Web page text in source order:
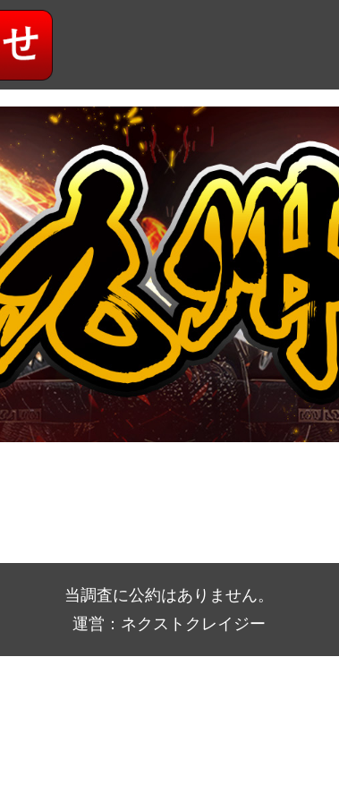
当調査に公約はありません。
運営：ネクストクレイジー